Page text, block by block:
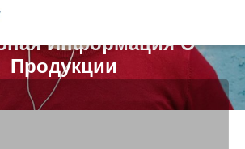
Информация О
Продукции